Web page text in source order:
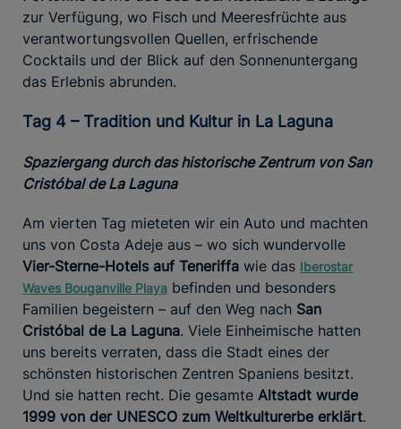
zur Verfügung, wo Fisch und Meeresfrüchte aus
verantwortungsvollen Quellen, erfrischende
Cocktails und der Blick auf den Sonnenuntergang
das Erlebnis abrunden.
Tag 4 – Tradition und Kultur in La Laguna
Spaziergang durch das historische Zentrum von San
Cristóbal de La Laguna
Am vierten Tag mieteten wir ein Auto und machten
uns von Costa Adeje aus – wo sich wundervolle
Vier-Sterne-Hotels auf Teneriffa wie das Iberostar
Waves Bouganville Playa befinden und besonders
Familien begeistern – auf den Weg nach San
Cristóbal de La Laguna. Viele Einheimische hatten
uns bereits verraten, dass die Stadt eines der
schönsten historischen Zentren Spaniens besitzt.
Und sie hatten recht. Die gesamte Altstadt wurde
1999 von der UNESCO zum Weltkulturerbe erklärt.